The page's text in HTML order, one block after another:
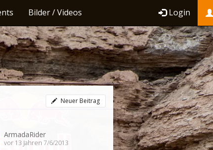
Bilder / Videos Login
Neuer Beitrag
ArmadaRider
vor 13 Jahren 7/6/2013